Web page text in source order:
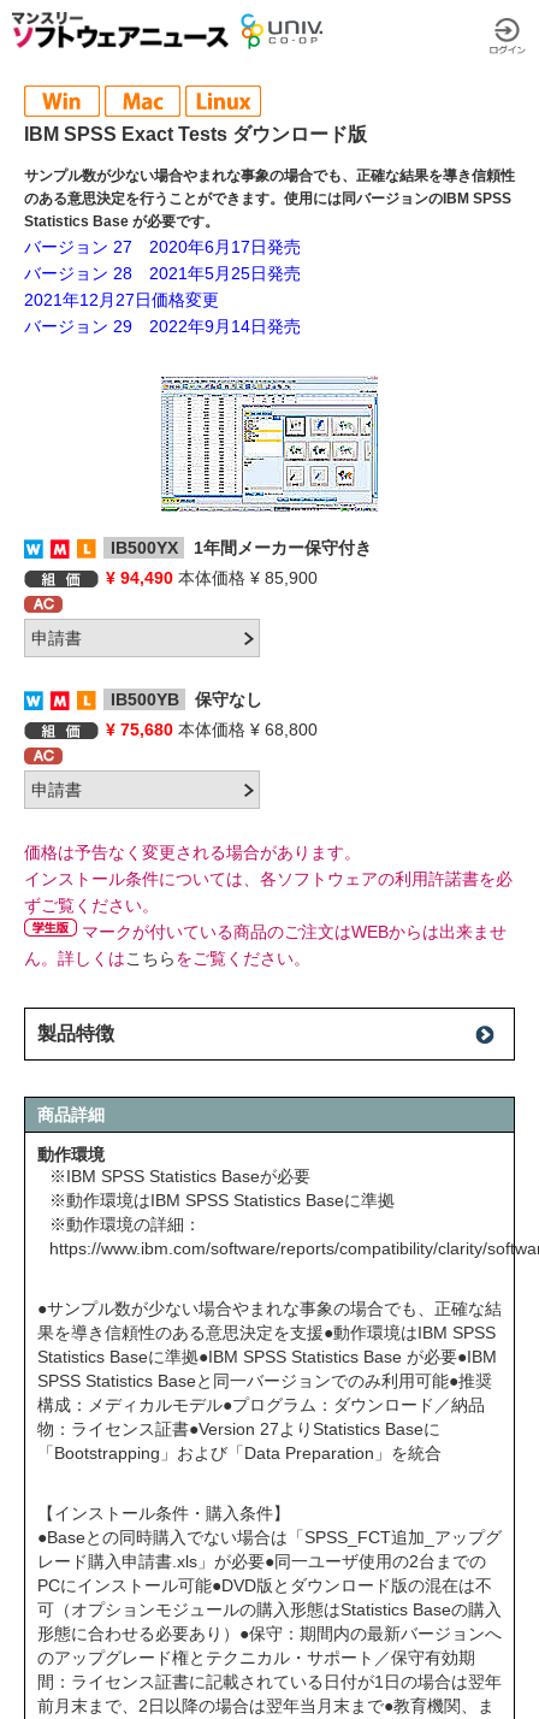
IBM SPSS Exact Tests ダウンロード版
サンプル数が少ない場合やまれな事象の場合でも、正確な結果を導き信頼性
のある意思決定を行うことができます。使用には同バージョンのIBM SPSS
Statistics Base が必要です。
バージョン 27 2020年6月17日発売
バージョン 28 2021年5月25日発売
2021年12月27日価格変更
バージョン 29 2022年9月14日発売
IB500YX
1年間メーカー保守付き
¥ 94,490 本体価格 ¥ 85,900
IB500YB
保守なし
¥ 75,680 本体価格 ¥ 68,800
価格は予告なく変更される場合があります。
インストール条件については、各ソフトウェアの利用許諾書を必
ずご覧ください。
マークが付いている商品のご注文はWEBからは出来ませ
ん。詳しくはこちらをご覧ください。
製品特徴
商品詳細
動作環境
※IBM SPSS Statistics Baseが必要
※動作環境はIBM SPSS Statistics Baseに準拠
※動作環境の詳細：
https://www.ibm.com/software/reports/compatibility/clarity/
●サンプル数が少ない場合やまれな事象の場合でも、正確な結
果を導き信頼性のある意思決定を支援●動作環境はIBM SPSS
Statistics Baseに準拠●IBM SPSS Statistics Base が必要●IBM
SPSS Statistics Baseと同一バージョンでのみ利用可能●推奨
構成：メディカルモデル●プログラム：ダウンロード／納品
物：ライセンス証書●Version 27よりStatistics Baseに
「Bootstrapping」および「Data Preparation」を統合
【インストール条件・購入条件】
●Baseとの同時購入でない場合は「SPSS_FCT追加_アップグ
レード購入申請書.xls」が必要●同一ユーザ使用の2台までの
PCにインストール可能●DVD版とダウンロード版の混在は不
可（オプションモジュールの購入形態はStatistics Baseの購入
形態に合わせる必要あり）●保守：期間内の最新バージョンへ
のアップグレード権とテクニカル・サポート／保守有効期
間：ライセンス証書に記載されている日付が1日の場合は翌年
前月末まで、2日以降の場合は翌年当月末まで●教育機関、ま